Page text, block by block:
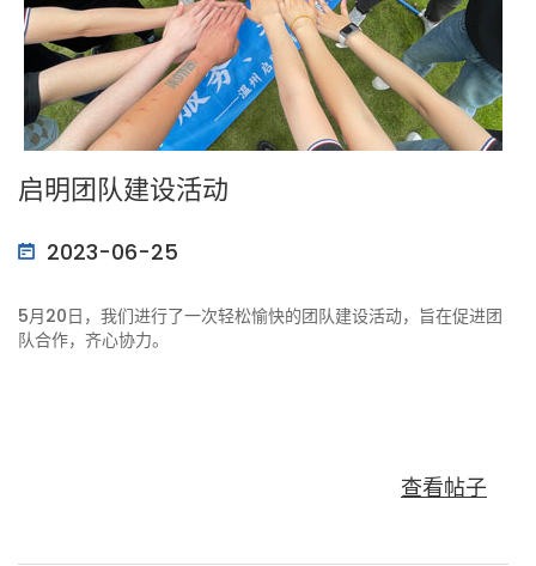
启明团队建设活动
2023-06-25
5月20日，我们进行了一次轻松愉快的团队建设活动，旨在促进团
队合作，齐心协力。
查看帖子